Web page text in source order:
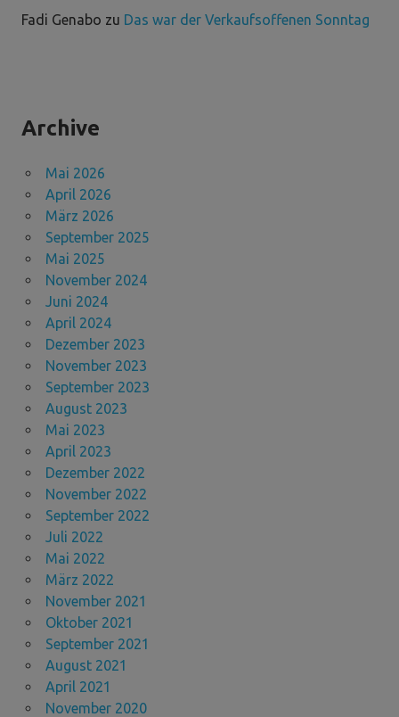
Fadi Genabo zu Das war der Verkaufsoffenen Sonntag
Archive
Mai 2026
April 2026
März 2026
September 2025
Mai 2025
November 2024
Juni 2024
April 2024
Dezember 2023
November 2023
September 2023
August 2023
Mai 2023
April 2023
Dezember 2022
November 2022
September 2022
Juli 2022
Mai 2022
März 2022
November 2021
Oktober 2021
September 2021
August 2021
April 2021
November 2020